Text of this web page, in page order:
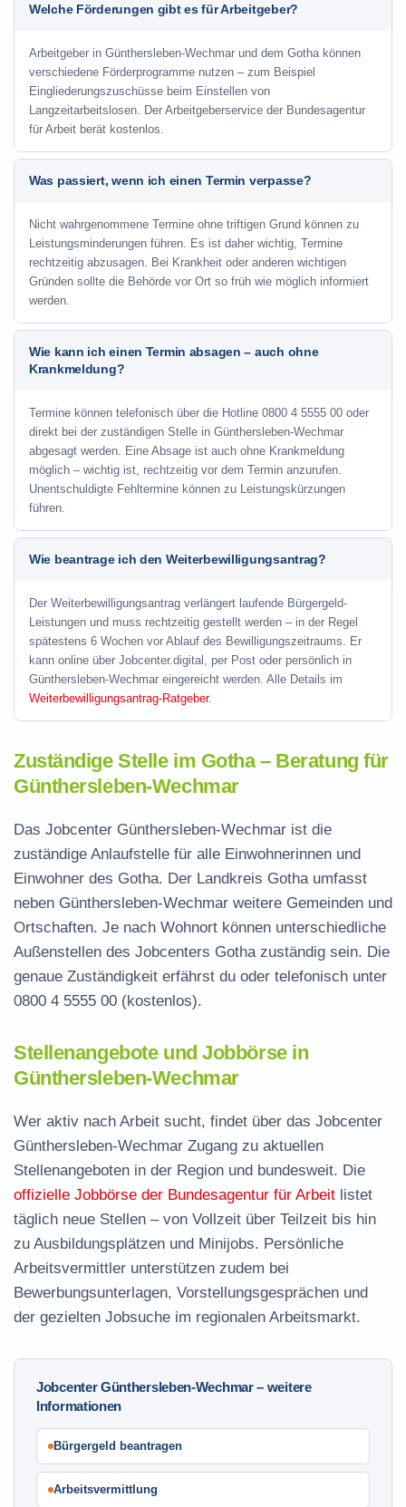
Welche Förderungen gibt es für Arbeitgeber?
Arbeitgeber in Günthersleben-Wechmar und dem Gotha können
verschiedene Förderprogramme nutzen – zum Beispiel
Eingliederungszuschüsse beim Einstellen von
Langzeitarbeitslosen. Der Arbeitgeberservice der Bundesagentur
für Arbeit berät kostenlos.
Was passiert, wenn ich einen Termin verpasse?
Nicht wahrgenommene Termine ohne triftigen Grund können zu
Leistungsminderungen führen. Es ist daher wichtig, Termine
rechtzeitig abzusagen. Bei Krankheit oder anderen wichtigen
Gründen sollte die Behörde vor Ort so früh wie möglich informiert
werden.
Wie kann ich einen Termin absagen – auch ohne
Krankmeldung?
Termine können telefonisch über die Hotline 0800 4 5555 00 oder
direkt bei der zuständigen Stelle in Günthersleben-Wechmar
abgesagt werden. Eine Absage ist auch ohne Krankmeldung
möglich – wichtig ist, rechtzeitig vor dem Termin anzurufen.
Unentschuldigte Fehltermine können zu Leistungskürzungen
führen.
Wie beantrage ich den Weiterbewilligungsantrag?
Der Weiterbewilligungsantrag verlängert laufende Bürgergeld-
Leistungen und muss rechtzeitig gestellt werden – in der Regel
spätestens 6 Wochen vor Ablauf des Bewilligungszeitraums. Er
kann online über Jobcenter.digital, per Post oder persönlich in
Günthersleben-Wechmar eingereicht werden. Alle Details im
Weiterbewilligungsantrag-Ratgeber.
Zuständige Stelle im Gotha – Beratung für
Günthersleben-Wechmar
Das Jobcenter Günthersleben-Wechmar ist die
zuständige Anlaufstelle für alle Einwohnerinnen und
Einwohner des Gotha. Der Landkreis Gotha umfasst
neben Günthersleben-Wechmar weitere Gemeinden und
Ortschaften. Je nach Wohnort können unterschiedliche
Außenstellen des Jobcenters Gotha zuständig sein. Die
genaue Zuständigkeit erfährst du oder telefonisch unter
0800 4 5555 00 (kostenlos).
Stellenangebote und Jobbörse in
Günthersleben-Wechmar
Wer aktiv nach Arbeit sucht, findet über das Jobcenter
Günthersleben-Wechmar Zugang zu aktuellen
Stellenangeboten in der Region und bundesweit. Die
offizielle Jobbörse der Bundesagentur für Arbeit listet
täglich neue Stellen – von Vollzeit über Teilzeit bis hin
zu Ausbildungsplätzen und Minijobs. Persönliche
Arbeitsvermittler unterstützen zudem bei
Bewerbungsunterlagen, Vorstellungsgesprächen und
der gezielten Jobsuche im regionalen Arbeitsmarkt.
Jobcenter Günthersleben-Wechmar – weitere
Informationen
Bürgergeld beantragen
Arbeitsvermittlung